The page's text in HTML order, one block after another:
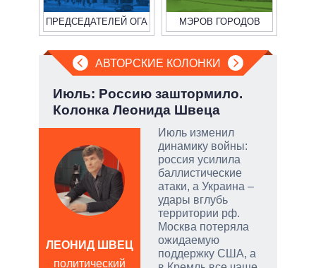
ПРЕДСЕДАТЕЛЕЙ ОГА МЭРОВ ГОРОДОВ
АВТОРСКИЕ КОЛОНКИ
Июль: Россию заштормило.
Колонка Леонида Швеца
Июль изменил
динамику войны:
россия усилила
баллистические
атаки, а Украина –
удары вглубь
территории рф.
Москва потеряла
ожидаемую
поддержку США, а
ЛЕОНИД ШВЕЦ
политический